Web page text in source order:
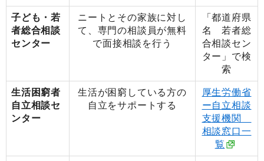
子ども・若
者総合相談
センター
ニートとその家族に対し
て、専門の相談員が無料
で面接相談を行う
「都道府県
名 若者総
合相談セン
ター」で検
索
生活困窮者
自立相談セ
ンター
生活が困窮している方の
自立をサポートする
厚生労働省
ー自立相談
支援機関
相談窓口一
覧